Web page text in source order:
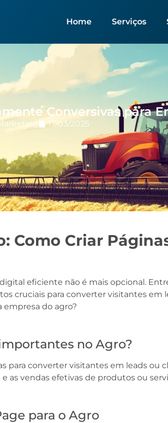
Home Serviços
Conversivas para
17/03/2025
Como Criar
eficiente não é mais opcional.
cruciais para converter visitantes em
do agro?
no Agro?
para converter visitantes em leads ou
as vendas efetivas de produtos ou
para o Agro